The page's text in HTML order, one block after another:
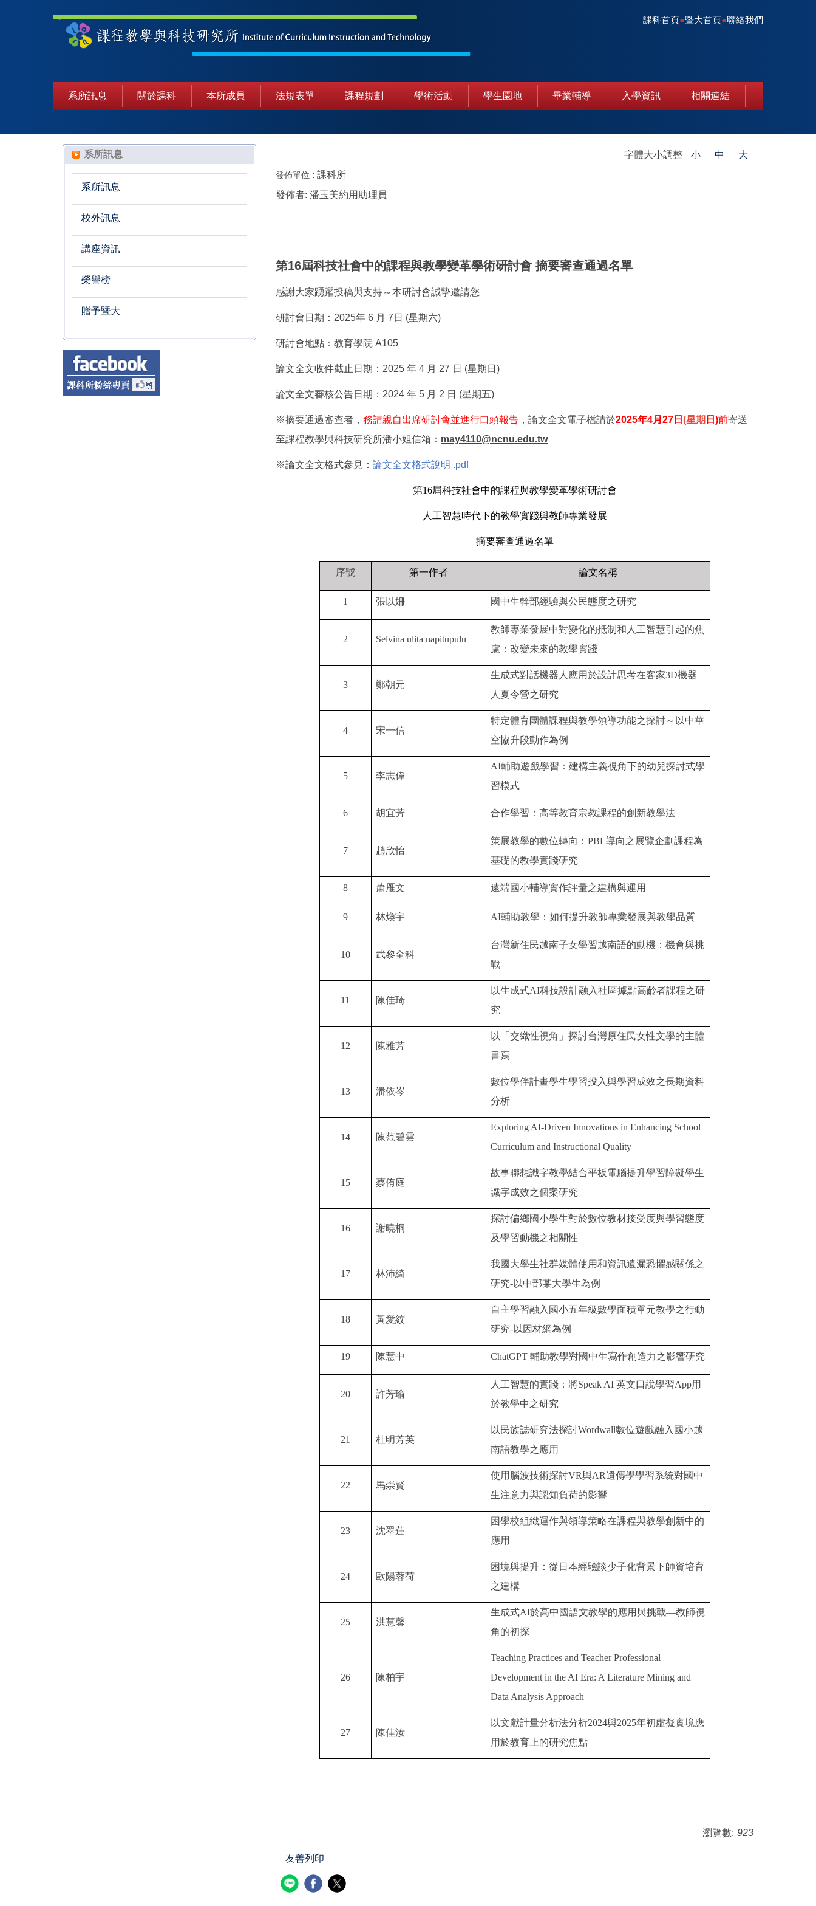
課科首頁●暨大首頁●聯絡我們
系所訊息 關於課科 本所成員 法規表單 課程規劃 學術活動 學生園地 畢業輔導 入學資訊 相關連結
系所訊息
系所訊息
校外訊息
講座資訊
榮譽榜
贈予暨大
字體大小調整 小 中 大
發佈單位 : 課科所
發佈者: 潘玉美約用助理員
第16屆科技社會中的課程與教學變革學術研討會 摘要審查通過名單
感謝大家踴躍投稿與支持～本研討會誠摯邀請您
研討會日期：2025年 6 月 7日 (星期六)
研討會地點：教育學院 A105
論文全文收件截止日期：2025 年 4 月 27 日 (星期 日)
論文全文審核公告日期：2024 年 5 月 2 日 (星期五)
※摘要通過審查者， 務請親自出席研討會並進行口頭報告 ，論文全文電子檔請於2025年4月27日 (星期 日)前寄送
至課程教學與科技研究所潘小姐信箱： may4110@ncnu.edu.tw
※論文全文格式參見： 論文全文格式說明 .pdf
第16屆科技社會中的課程與教學變革學術研討會
人工智慧時代下的教學實踐與教師專業發展
摘要審查通過名單
序號 第一作者 論文名稱
1 張以姍 國中生幹部經驗與公民態度之研究
2 Selvina ulita napitupulu
教師專業發展中對變化的抵制和人工智慧引起的焦
慮：改變未來的教學實踐
3 鄭朝元
生成式對話機器人應用於設計思考在客家3D機器
人夏令營之研究
4 宋一信
特定體育團體課程與教學領導功能之探討～以中華
空協升段動作為例
5 李志偉
AI輔助遊戲學習：建構主義視角下的幼兒探討式學
習模式
6 胡宜芳 合作學習：高等教育宗教課程的創新教學法
7 趙欣怡
策展教學的數位轉向： PBL導向之展覽企劃課程為
基礎的教學實踐研究
8 蕭雁文 遠端國小輔導實作評量之建構與運用
9 林煥宇 AI輔助教學：如何提升教師專業發展與教學品質
10 武黎全科
台灣新住民越南子女學習越南語的動機：機會與挑
戰
11 陳佳琦
以生成式AI科技設計融入社區據點高齡者課程之研
究
12 陳雅芳
以「交織性視角」探討台灣原住民女性文學的主體
書寫
13 潘依岑
數位學伴計畫學生學習投入與學習成效之長期資料
分析
14 陳范碧雲
Exploring AI-Driven Innovations in Enhancing School
Curriculum and Instructional Quality
15 蔡侑庭
故事聯想識字教學結合平板電腦提升學習障礙學生
識字成效之個案研究
16 謝曉桐
探討偏鄉國小學生對於數位教材接受度與學習態度
及學習動機之相關性
17 林沛綺
我國大學生社群媒體使用和資訊遺漏恐懼感關係之
研究-以中部某大學生為例
18 黃愛紋
自主學習融入國小五年級數學面積單元教學之行動
研究-以因材網為例
19 陳慧中 ChatGPT 輔助教學對國中生寫作創造力之影響研究
20 許芳瑜
人工智慧的實踐：將Speak AI 英文口說學習App用
於教學中之研究
21 杜明芳英
以民族誌研究法探討Wordwall數位遊戲融入國小越
南語教學之應用
22 馬崇賢
使用腦波技術探討VR與AR遺傳學學習系統對國中
生注意力與認知負荷的影響
23 沈翠蓮
困學校組織運作與領導策略在課程與教學創新中的
應用
24 歐陽蓉荷
困境與提升：從日本經驗談少子化背景下師資培育
之建構
25 洪慧馨
生成式AI於高中國語文教學的應用與挑戰—教師視
角的初探
26 陳柏宇
Teaching Practices and Teacher Professional
Development in the AI Era: A Literature Mining and
Data Analysis Approach
27 陳佳汝
以文獻計量分析法分析2024與2025年初虛擬實境應
用於教育上的研究焦點
瀏覽數: 923
友善列印